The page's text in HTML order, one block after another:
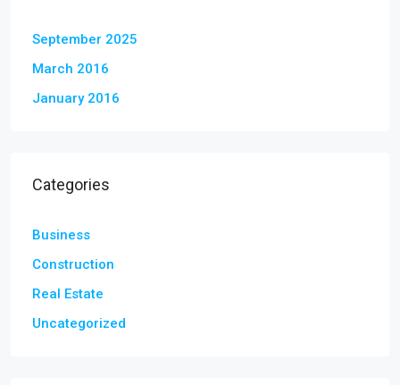
September 2025
March 2016
January 2016
Categories
Business
Construction
Real Estate
Uncategorized